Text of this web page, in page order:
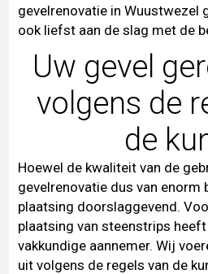
gevelrenovatie in Wuustwezel
ook liefst aan de slag met de
Uw gevel
volgens de
de
Hoewel de kwaliteit van de
gevelrenovatie dus van enorm
plaatsing doorslaggevend.
plaatsing van steenstrips heeft
vakkundige aannemer. Wij
uit volgens de regels van de